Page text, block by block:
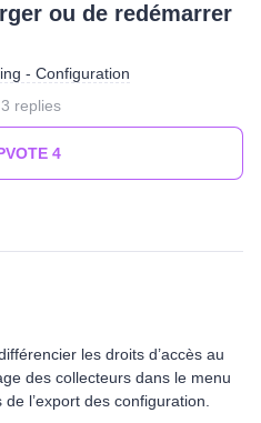
ou de redémarrer
- Configuration
3 replies
4
les droits d’accès au
des collecteurs dans le menu
l’export des configuration.